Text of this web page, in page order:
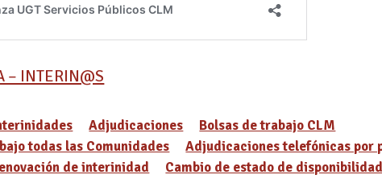
– INTERIN@S
Adjudicaciones
Bolsas de trabajo CLM
todas las Comunidades
Adjudicaciones telefónicas por
de interinidad
Cambio de estado de disponibilidad